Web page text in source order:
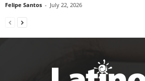
Felipe Santos - July 22, 2026